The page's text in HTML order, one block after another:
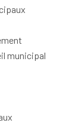
municipal